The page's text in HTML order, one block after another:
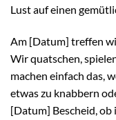
Lust auf einen
Am [Datum] treffen
Wir quatschen,
machen einfach das,
etwas zu knabbern
[Datum] Bescheid, ob